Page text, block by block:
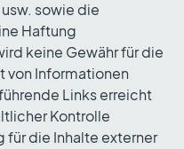
sowie die
Haftung
keine Gewähr für die
von Informationen
Links erreicht
Kontrolle
für die Inhalte externer